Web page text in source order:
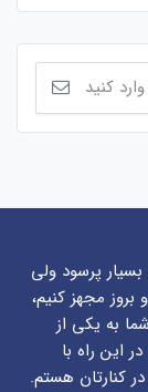
پرسود ولی
مجهز کنیم،
به یکی از
این راه با
کنارتان هستم.